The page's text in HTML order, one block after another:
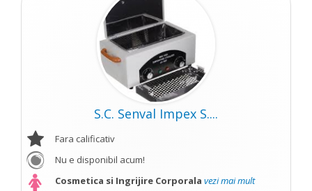
S.C. Senval Impex S....
Fara calificativ
Nu e disponibil acum!
Cosmetica si Ingrijire Corporala vezi mai mult